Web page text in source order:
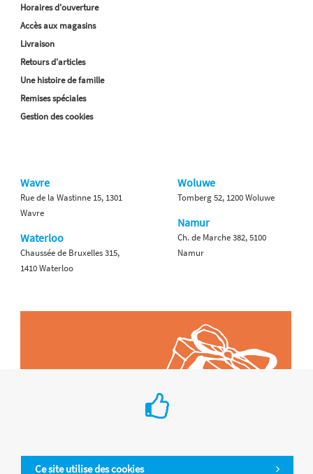
Ce site utilise des cookies
Horaires d'ouverture
Accès aux magasins
Livraison
Retours d'articles
Une histoire de famille
Remises spéciales
Gestion des cookies
Wavre
Rue de la Wastinne 15, 1301
Wavre
Waterloo
Chaussée de Bruxelles 315,
1410 Waterloo
Woluwe
Tomberg 52, 1200 Woluwe
Namur
Ch. de Marche 382, 5100
Namur